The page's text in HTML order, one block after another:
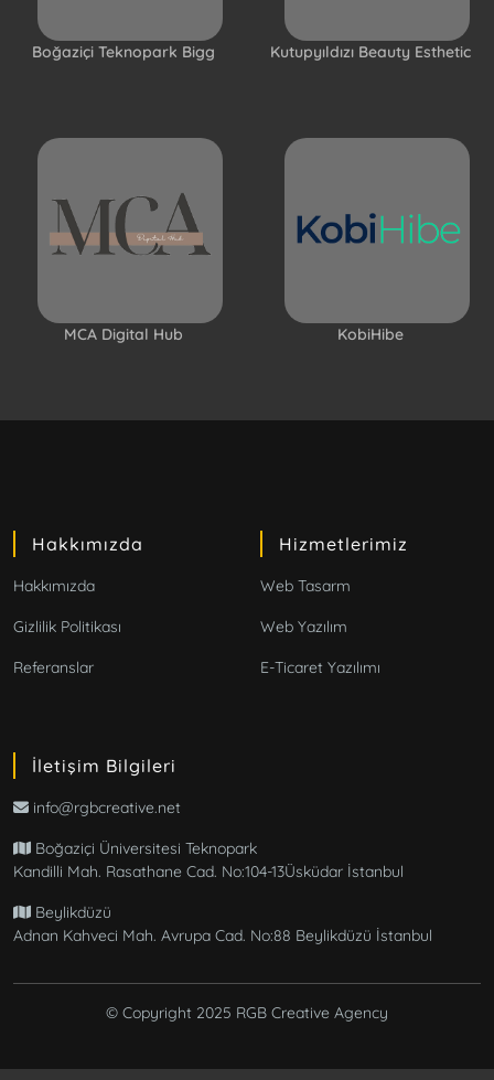
Boğaziçi Teknopark Bigg Kutupyıldızı Beauty Esthetic
MCA Digital Hub KobiHibe
Hakkımızda
Hakkımızda
Gizlilik Politikası
Referanslar
Hizmetlerimiz
Web Tasarm
Web Yazılım
E-Ticaret Yazılımı
İletişim Bilgileri
info@rgbcreative.net
Boğaziçi Üniversitesi Teknopark
Kandilli Mah. Rasathane Cad. No:104-13Üsküdar İstanbul
Beylikdüzü
Adnan Kahveci Mah. Avrupa Cad. No:88 Beylikdüzü İstanbul
© Copyright 2025 RGB Creative Agency